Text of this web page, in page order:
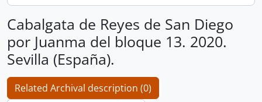
Cabalgata de Reyes de San Diego
por Juanma del bloque 13. 2020.
Sevilla (España).
Related Archival description (0)